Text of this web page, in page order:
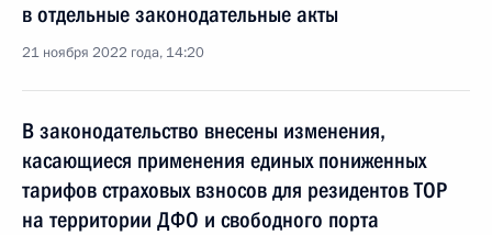
в отдельные законодательные акты
21 ноября 2022 года, 14:20
В законодательство внесены изменения,
касающиеся применения единых пониженных
тарифов страховых взносов для резидентов ТОР
на территории ДФО и свободного порта